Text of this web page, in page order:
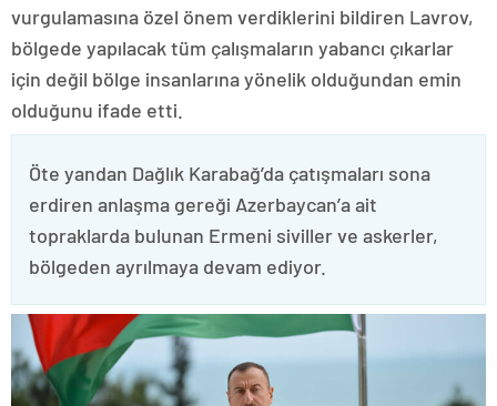
vurgulamasına özel önem verdiklerini bildiren Lavrov,
bölgede yapılacak tüm çalışmaların yabancı çıkarlar
için değil bölge insanlarına yönelik olduğundan emin
olduğunu ifade etti.
Öte yandan Dağlık Karabağ’da çatışmaları sona
erdiren anlaşma gereği Azerbaycan’a ait
topraklarda bulunan Ermeni siviller ve askerler,
bölgeden ayrılmaya devam ediyor.